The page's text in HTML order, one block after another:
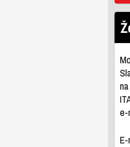
e-
E-